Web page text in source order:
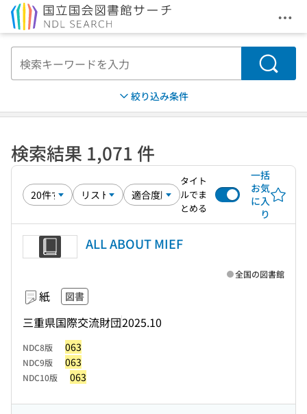
メ
検索
絞り込み条件
検索結果 1,071 件
タイト
ルでま
とめる
一括
お気
に入
り
ALL ABOUT MIEF
紙 図書
三重県国際交流財団2025.10
全国の図書館
NDC8版 063
NDC9版 063
NDC10版 063